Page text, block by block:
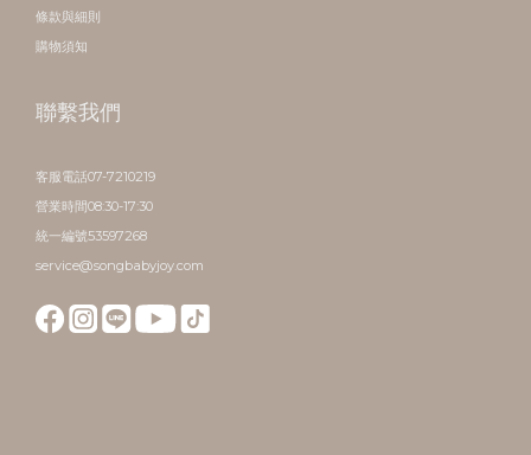
條款與細則
購物須知
聯繫我們
客服電話07-7210219
營業時間08:30-17:30
統一編號53597268
service@songbabyjoy.com